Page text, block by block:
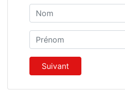
Prénom
Suivant